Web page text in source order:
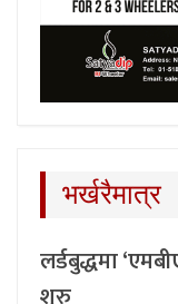
भर्खरैमात्र
लर्डबुद्धमा